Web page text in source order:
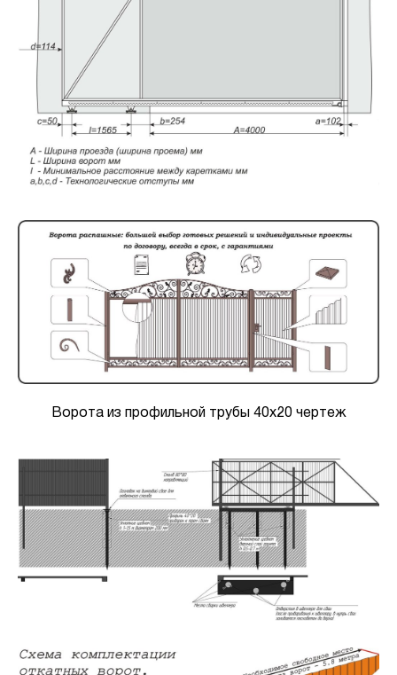
Ворота из профильной трубы 40х20 чертеж